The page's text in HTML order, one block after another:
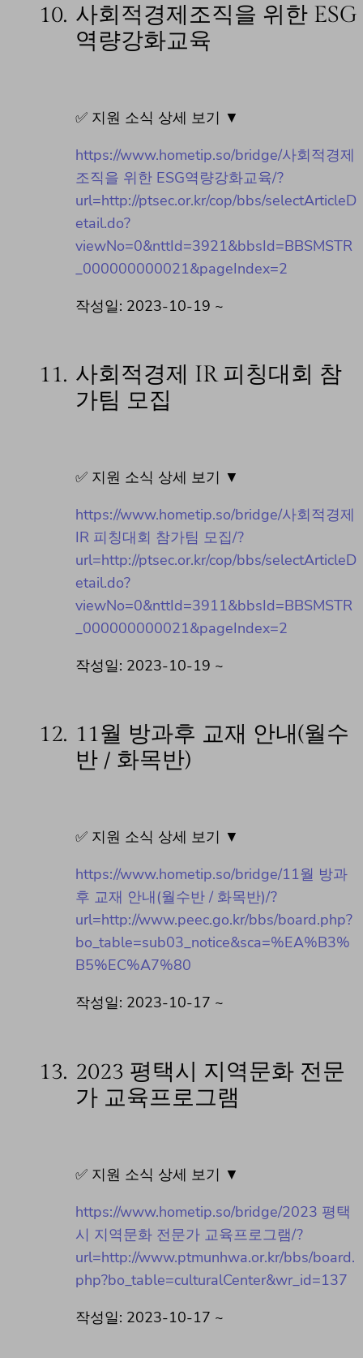
10. 사회적경제조직을 위한 ESG
역량강화교육
✅ 지원 소식 상세 보기 ▼
https://www.hometip.so/bridge/사회적경제
조직을 위한 ESG역량강화교육/?
url=http://ptsec.or.kr/cop/bbs/selectArticleD
etail.do?
viewNo=0&nttId=3921&bbsId=BBSMSTR
_000000000021&pageIndex=2
작성일: 2023-10-19 ~
11. 사회적경제 IR 피칭대회 참
가팀 모집
✅ 지원 소식 상세 보기 ▼
https://www.hometip.so/bridge/사회적경제
IR 피칭대회 참가팀 모집/?
url=http://ptsec.or.kr/cop/bbs/selectArticleD
etail.do?
viewNo=0&nttId=3911&bbsId=BBSMSTR
_000000000021&pageIndex=2
작성일: 2023-10-19 ~
12. 11월 방과후 교재 안내(월수
반 / 화목반)
✅ 지원 소식 상세 보기 ▼
https://www.hometip.so/bridge/11월 방과
후 교재 안내(월수반 / 화목반)/?
url=http://www.peec.go.kr/bbs/board.php?
bo_table=sub03_notice&sca=%EA%B3%
B5%EC%A7%80
작성일: 2023-10-17 ~
13. 2023 평택시 지역문화 전문
가 교육프로그램
✅ 지원 소식 상세 보기 ▼
https://www.hometip.so/bridge/2023 평택
시 지역문화 전문가 교육프로그램/?
url=http://www.ptmunhwa.or.kr/bbs/board.
php?bo_table=culturalCenter&wr_id=137
작성일: 2023-10-17 ~